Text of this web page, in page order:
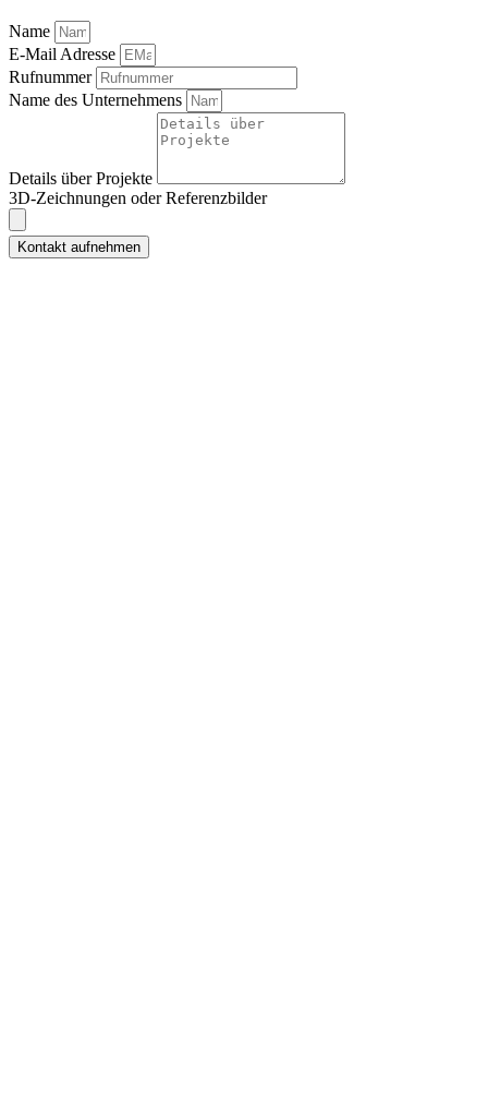
Name
E-Mail Adresse
Rufnummer
Name des Unternehmens
Details über Projekte
3D-Zeichnungen oder Referenzbilder
Kontakt aufnehmen